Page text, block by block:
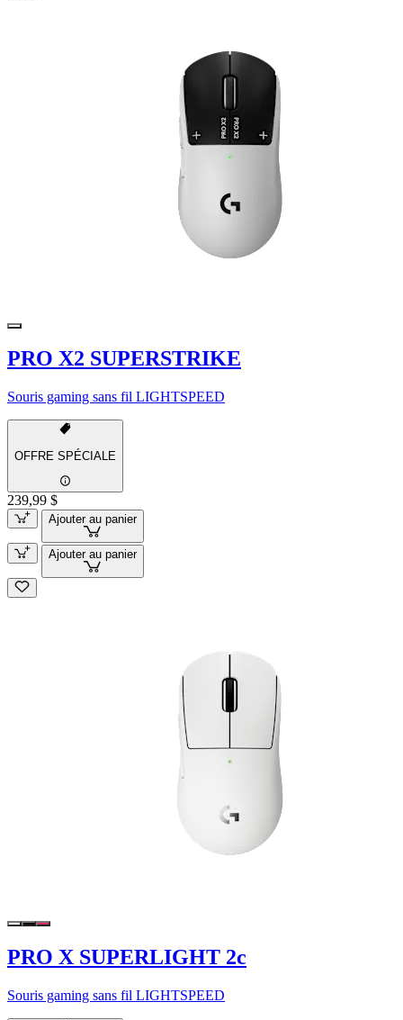
PRO X2 SUPERSTRIKE
Souris gaming sans fil LIGHTSPEED
OFFRE SPÉCIALE
239,99 $
Ajouter au panier
Ajouter au panier
PRO X SUPERLIGHT 2c
Souris gaming sans fil LIGHTSPEED